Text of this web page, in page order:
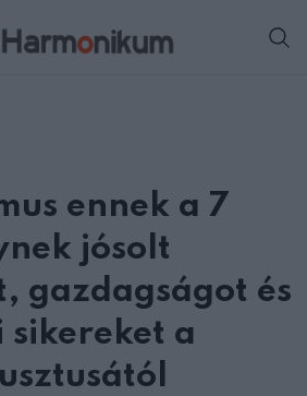
ennek a 7
jósolt
gazdagságot és
sikereket a